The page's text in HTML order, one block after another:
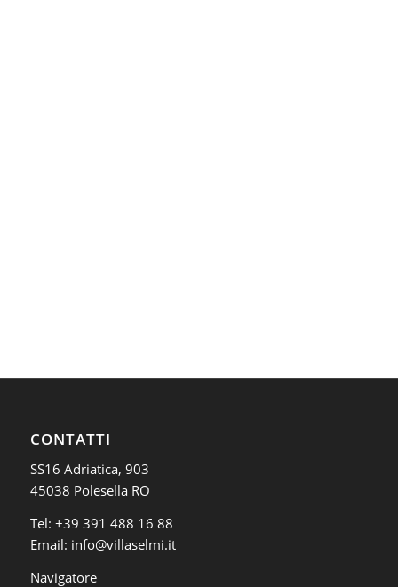
CONTATTI
SS16 Adriatica, 903
45038 Polesella RO
Tel: +39 391 488 16 88
Email: info@villaselmi.it
Navigatore